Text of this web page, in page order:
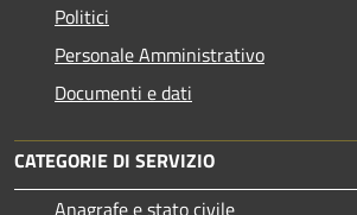
Politici
Personale Amministrativo
Documenti e dati
CATEGORIE DI SERVIZIO
Anagrafe e stato civile